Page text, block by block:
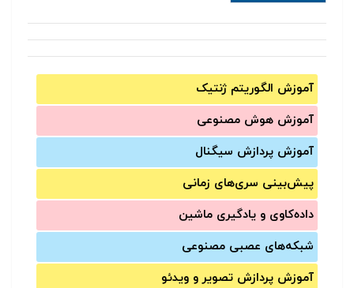
آموزش الگوریتم ژنتیک
آموزش‌ هوش مصنوعی
آموزش‌ پردازش سیگنال
پیش‌‌بینی سری‌‌های زمانی
داده‌کاوی و یادگیری ماشین
شبکه‌های عصبی مصنوعی
آموزش‌ پردازش تصویر و ویدئو